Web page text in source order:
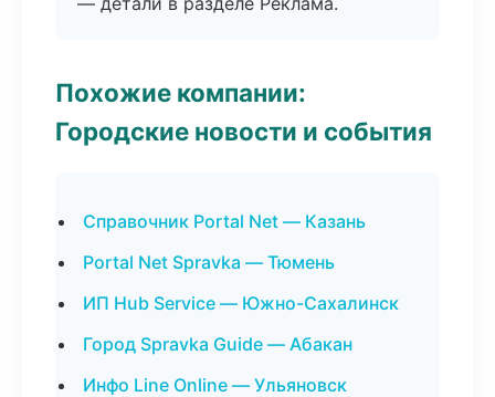
Похожие компании:
Городские новости и события
Справочник Portal Net — Казань
Portal Net Spravka — Тюмень
ИП Hub Service — Южно-Сахалинск
Город Spravka Guide — Абакан
Инфо Line Online — Ульяновск